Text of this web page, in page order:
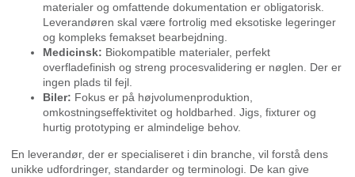
materialer og omfattende dokumentation er obligatorisk.
Leverandøren skal være fortrolig med eksotiske legeringer
og kompleks femakset bearbejdning.
Medicinsk: Biokompatible materialer, perfekt
overfladefinish og streng procesvalidering er nøglen. Der er
ingen plads til fejl.
Biler: Fokus er på højvolumenproduktion,
omkostningseffektivitet og holdbarhed. Jigs, fixturer og
hurtig prototyping er almindelige behov.
En leverandør, der er specialiseret i din branche, vil forstå dens
unikke udfordringer, standarder og terminologi. De kan give